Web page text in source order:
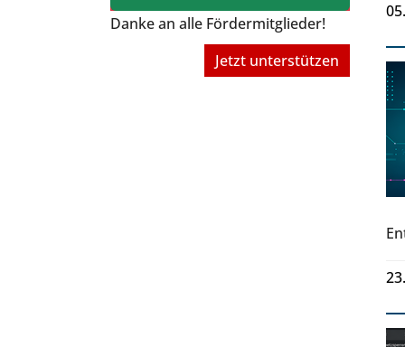
Danke an alle Fördermitglieder!
Jetzt unterstützen